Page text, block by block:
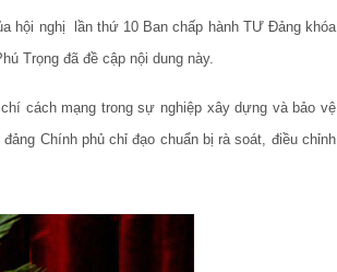
hội nghị lần thứ 10 Ban chấp hành TƯ Đảng khóa
Trọng đã đề cập nội dung này.
cách mạng trong sự nghiệp xây dựng và bảo vệ
Chính phủ chỉ đạo chuẩn bị rà soát, điều chỉnh